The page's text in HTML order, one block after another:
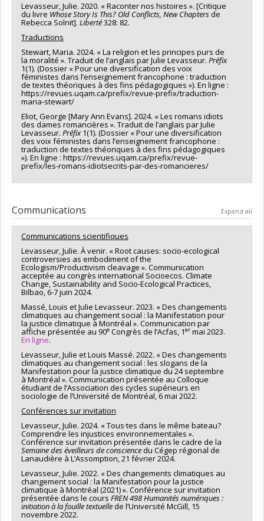
Levasseur, Julie. 2020. « Raconter nos histoires ». [Critique
du livre Whose Story Is This? Old Conflicts, New Chaptersde
Rebecca Solnit]. Liberté328: 82.
Traductions
Stewart, Maria. 2024. « La religion et les principes purs de
la moralité ». Traduit de l’anglais par Julie Levasseur. Préfix
1(1). (Dossier « Pour une diversification des voix
féministes dans l’enseignement francophone : traduction
de textes théoriques à des fins pédagogiques »). En ligne :
https://revues.uqam.ca/prefix/revue-prefix/traduction-
maria-stewart/
Eliot, George [Mary Ann Evans]. 2024. « Les romans idiots
des dames romancières ». Traduit de l’anglais par Julie
Levasseur. Préfix1(1). (Dossier « Pour une diversification
des voix féministes dans l’enseignement francophone :
traduction de textes théoriques à des fins pédagogiques
»). En ligne : https://revues.uqam.ca/prefix/revue-
prefix/les-romans-idiotsecrits-par-des-romancieres/
Communications Expand all
Communications scientifiques
Levasseur, Julie. À venir. « Root causes: socio-ecological
controversies as embodiment of the
Ecologism/Productivism cleavage ». Communication
acceptée au congrès international Socioecos. Climate
Change, Sustainability and Socio-Ecological Practices,
Bilbao, 6-7 juin 2024.
Massé, Louis et Julie Levasseur. 2023. « Des changements
climatiques au changement social : la Manifestation pour
la justice climatique à Montréal ». Communication par
affiche présentée au 90e Congrès de l’Acfas, 1er mai 2023.
En ligne.
Levasseur, Julie et Louis Massé. 2022. « Des changements
climatiques au changement social : les slogans de la
Manifestation pour la justice climatique du 24 septembre
à Montréal ». Communication présentée au Colloque
étudiant de l’Association des cycles supérieurs en
sociologie de l’Université de Montréal, 6 mai 2022.
Conférences sur invitation
Levasseur, Julie. 2024. « Tous·tes dans le même bateau?
Comprendre les injustices environnementales ».
Conférence sur invitation présentée dans le cadre de la
Semaine des éveilleurs de consciencedu Cégep régional de
Lanaudière à L’Assomption, 21 février 2024.
Levasseur, Julie. 2022. « Des changements climatiques au
changement social : la Manifestation pour la justice
climatique à Montréal (2021) ». Conférence sur invitation
présentée dans le cours FREN 498 Humanités numériques :
initiation à la fouille textuellede l’Université McGill, 15
novembre 2022.